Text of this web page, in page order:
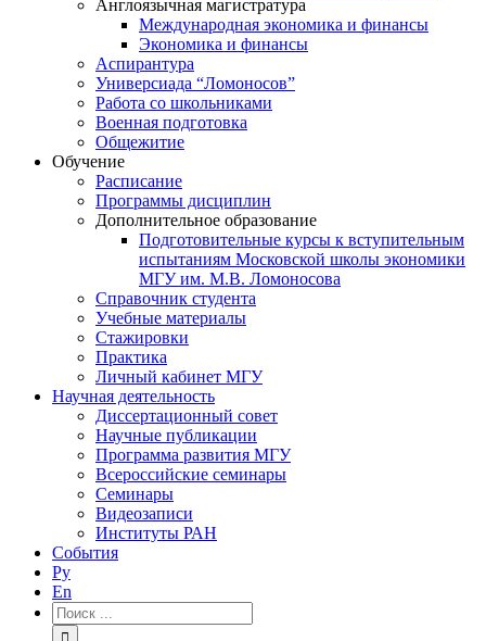
Англоязычная магистратура
Международная экономика и финансы
Экономика и финансы
Аспирантура
Универсиада “Ломоносов”
Работа со школьниками
Военная подготовка
Общежитие
Обучение
Расписание
Программы дисциплин
Дополнительное образование
Подготовительные курсы к вступительным
испытаниям Московской школы экономики
МГУ им. М.В. Ломоносова
Справочник студента
Учебные материалы
Стажировки
Практика
Личный кабинет МГУ
Научная деятельность
Диссертационный совет
Научные публикации
Программа развития МГУ
Всероссийские семинары
Семинары
Видеозаписи
Институты РАН
События
Ру
En
Результат
поиска: